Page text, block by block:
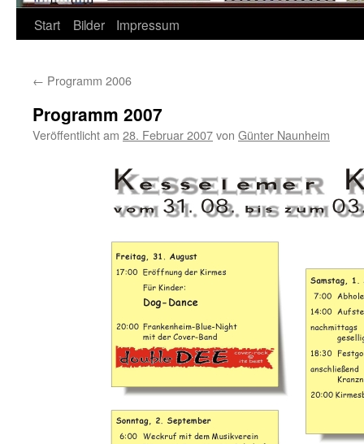
Start Bilder Impressum
← Programm 2006
Programm 2007
Veröffentlicht am 28. Februar 2007von Günter Naunheim